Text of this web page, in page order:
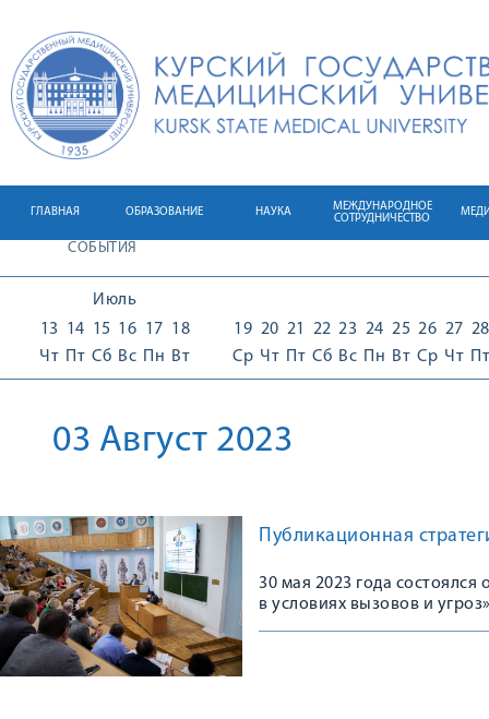
ГЛАВНАЯ ОБРАЗОВАНИЕ НАУКА
МЕЖДУНАРОДНОЕ
СОТРУДНИЧЕСТВО
СОБЫТИЯ
Июль
13
Чт
14
Пт
15
Сб
16
Вс
17
Пн
18
Вт
19
Ср
20
Чт
21
Пт
22
Сб
23
Вс
24
Пн
25
Вт
26
Ср
27
Чт
28
Пт
03 Август 2023
Публикационная
30 мая 2023 года
в условиях вызовов и